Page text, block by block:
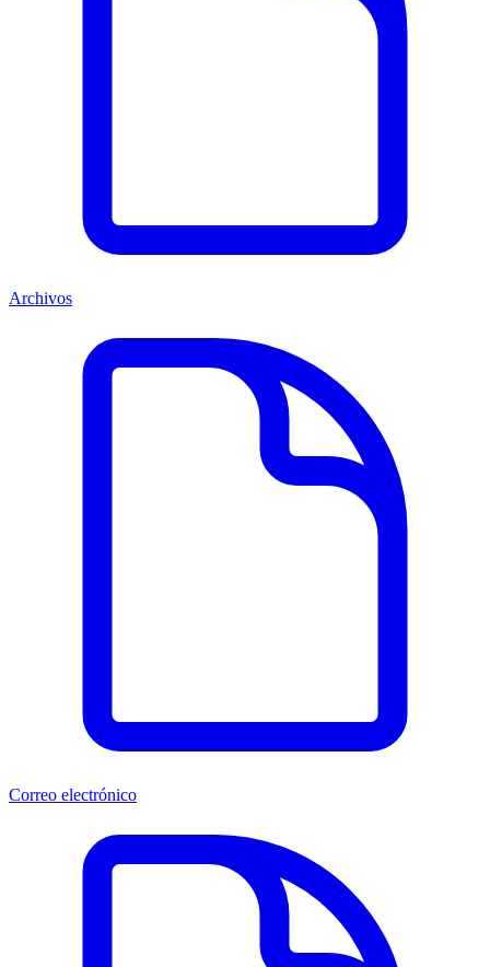
Archivos
Correo electrónico